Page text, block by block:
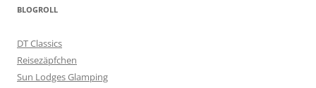
BLOGROLL
DT Classics
Reisezäpfchen
Sun Lodges Glamping